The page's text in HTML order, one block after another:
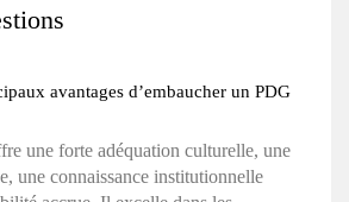
avantages d’embaucher un PDG
une forte adéquation culturelle, une
une connaissance institutionnelle